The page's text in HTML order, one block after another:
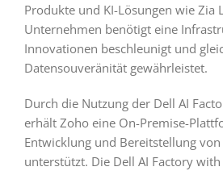
Produkte und KI-Lösungen wie Zia
Unternehmen benötigt eine
Innovationen beschleunigt und
Datensouveränität gewährleistet.
Durch die Nutzung der Dell AI
erhält Zoho eine On-Premise-
Entwicklung und Bereitstellung
unterstützt. Die Dell AI Factory with